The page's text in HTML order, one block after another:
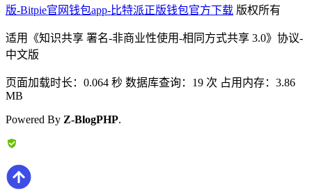
版-Bitpie官网钱包app-比特派正版钱包官方下载 版权所有
适用《知识共享 署名-非商业性使用-相同方式共享 3.0》协议-
中文版
页面加载时长：0.064 秒 数据库查询：19 次 占用内存：3.86
MB
Powered By Z-BlogPHP.